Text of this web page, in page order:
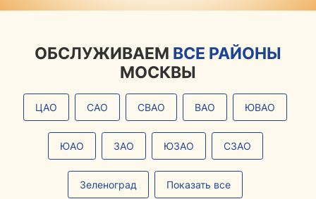
ОБСЛУЖИВАЕМ ВСЕ РАЙОНЫ
МОСКВЫ
ЦАО САО СВАО ВАО ЮВАО
ЮАО ЗАО ЮЗАО СЗАО
Зеленоград Показать все